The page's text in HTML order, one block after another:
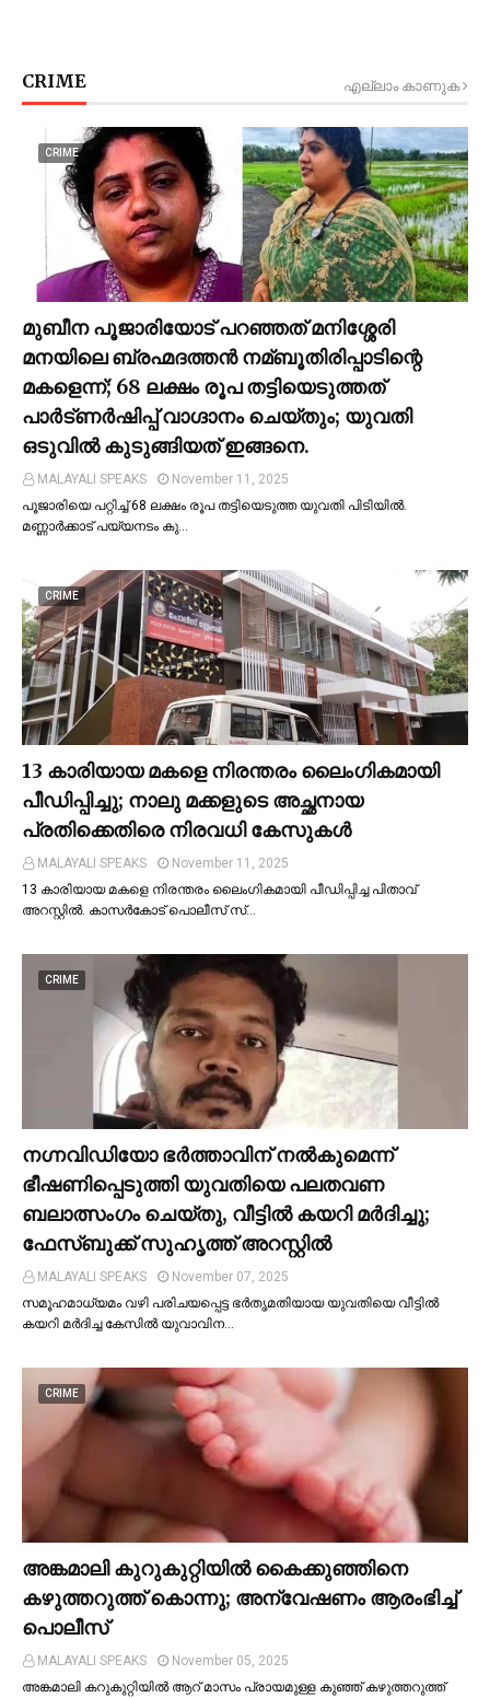
CRIME എല്ലാം കാണുക
CRIME
മുബീന പൂജാരിയോട് പറഞ്ഞത് മനിശ്ശേരി
മനയിലെ ബ്രഹ്മദത്തൻ നമ്ബൂതിരിപ്പാടിന്റെ
മകളെന്ന്; 68 ലക്ഷം രൂപ തട്ടിയെടുത്തത്
പാര്‍ട്ണര്‍ഷിപ്പ് വാഗ്ദാനം ചെയ്തും; യുവതി
ഒടുവില്‍ കുടുങ്ങിയത് ഇങ്ങനെ.
MALAYALI SPEAKS
November 11, 2025
പൂജാരിയെ പറ്റിച്ച്‌ 68 ലക്ഷം രൂപ തട്ടിയെടുത്ത യുവതി പിടിയില്‍.
മണ്ണാർക്കാട് പയ്യനടം കു…
CRIME
13 കാരിയായ മകളെ നിരന്തരം ലൈംഗികമായി
പീഡിപ്പിച്ചു; നാലു മക്കളുടെ അച്ഛനായ
പ്രതിക്കെതിരെ നിരവധി കേസുകള്‍
MALAYALI SPEAKS
November 11, 2025
13 കാരിയായ മകളെ നിരന്തരം ലൈംഗികമായി പീഡിപ്പിച്ച പിതാവ്
അറസ്റ്റില്‍. കാസർകോട് പൊലീസ് സ്…
CRIME
നഗ്നവിഡിയോ ഭര്‍ത്താവിന് നല്‍കുമെന്ന്
ഭീഷണിപ്പെടുത്തി യുവതിയെ പലതവണ
ബലാത്സംഗം ചെയ്തു, വീട്ടില്‍ കയറി മര്‍ദിച്ചു;
ഫേസ്ബുക്ക് സുഹൃത്ത് അറസ്റ്റില്‍
MALAYALI SPEAKS
November 07, 2025
സമൂഹമാധ്യമം വഴി പരിചയപ്പെട്ട ഭർതൃമതിയായ യുവതിയെ വീട്ടില്‍
കയറി മർദിച്ച കേസില്‍ യുവാവിന…
CRIME
അങ്കമാലി കുറുകുറ്റിയില്‍ കൈക്കുഞ്ഞിനെ
കഴുത്തറുത്ത് കൊന്നു; അന്വേഷണം ആരംഭിച്ച്‌
പൊലീസ്
MALAYALI SPEAKS
November 05, 2025
അങ്കമാലി കറുകുറ്റിയില്‍ ആറ് മാസം പ്രായമുള്ള കുഞ്ഞ് കഴുത്തറുത്ത്